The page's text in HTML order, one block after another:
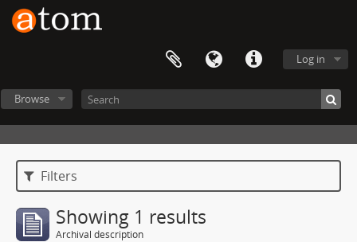
Log in
Browse
Filters
Showing 1 results
Archival description